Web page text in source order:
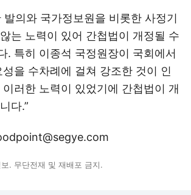
발의와 국가정보원을 비롯한 사정기
는 노력이 있어 간첩법이 개정될 수
. 특히 이종석 국정원장이 국회에서
을 수차례에 걸쳐 강조한 것이 인
러한 노력이 있었기에 간첩법이 개
다.”
. 무단전재 및 재배포 금지.